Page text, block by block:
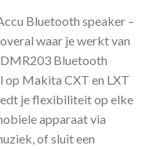
Bluetooth speaker –
waar je werkt van
Bluetooth
op Makita CXT en LXT
je flexibiliteit op elke
apparaat via
of sluit een